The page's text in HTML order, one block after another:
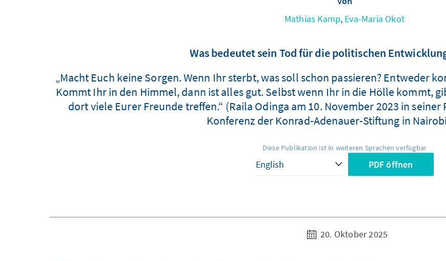
Mathias Kamp, Eva-Maria Okot
Was bedeutet sein Tod für die politischen
„Macht Euch keine Sorgen. Wenn Ihr sterbt, was soll schon passieren? Entweder
Kommt Ihr in den Himmel, dann ist alles gut. Selbst wenn Ihr in die Hölle kommt,
dort viele Eurer Freunde treffen.“ (Raila Odinga am 10. November 2023 in seiner
Konferenz der Konrad-Adenauer-Stiftung in
Diese Publikation ist in weiteren Sprachen verfügbar
PDF öffnen
20. Oktober 2025